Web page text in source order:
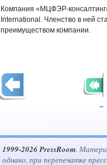
Компания «МЦФЭР-
International. Членство в ней
преимуществом компании.
←
1999-2026 PressRoom.
однако, при перепечатке